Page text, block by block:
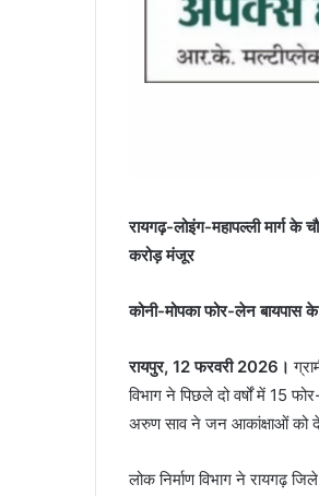
रायगढ़-लोइंग-महापल्ली मार्ग
करोड़ मंजूर
कोनी-मोपका फोर-लेन बायपास
रायपुर, 12 फरवरी 2026।
विभाग ने पिछले दो वर्षों में 15
अरुण साव ने जन आकांक्षाओं को
लोक निर्माण विभाग ने रायगढ़